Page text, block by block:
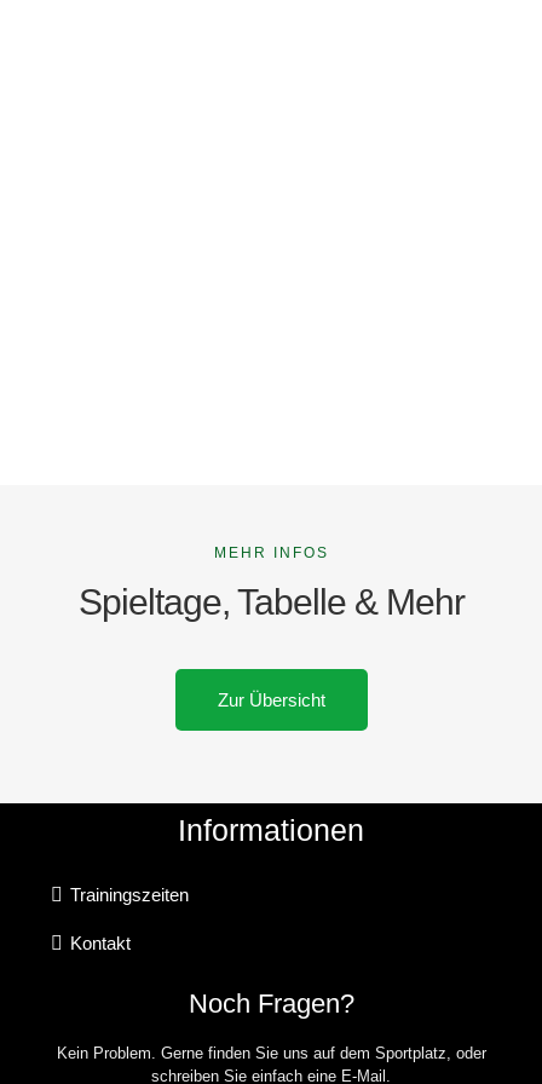
MEHR INFOS
Spieltage, Tabelle & Mehr
Zur Übersicht
Informationen
Trainingszeiten
Kontakt
Noch Fragen?
Kein Problem. Gerne finden Sie uns auf dem Sportplatz, oder
schreiben Sie einfach eine E-Mail.